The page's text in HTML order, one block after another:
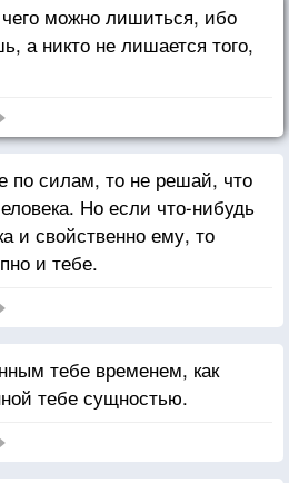
можно лишиться, ибо
а никто не лишается того,
по силам, то не решай, что
Но если что-нибудь
и свойственно ему, то
и тебе.
тебе временем, как
тебе сущностью.